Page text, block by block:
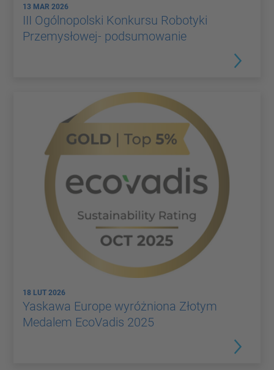
13 MAR 2026
III Ogólnopolski Konkursu Robotyki
Przemysłowej- podsumowanie
18 LUT 2026
Yaskawa Europe wyróżniona Złotym
Medalem EcoVadis 2025